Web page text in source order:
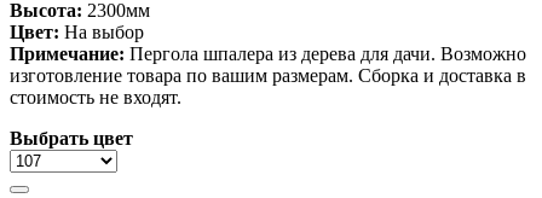
Высота: 2300мм
Цвет: На выбор
Примечание: Пергола шпалера из дерева для дачи. Возможно
изготовление товара по вашим размерам. Сборка и доставка в
стоимость не входят.
Выбрать цвет